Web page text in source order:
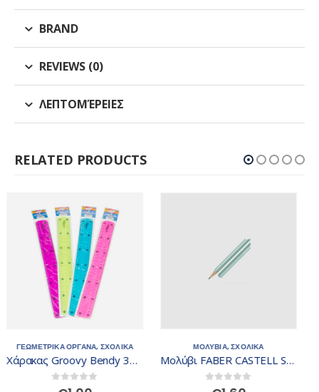
BRAND
REVIEWS (0)
ΛΕΠΤΟΜΈΡΕΙΕΣ
RELATED PRODUCTS
ΜΟΛΥΒΙΑ,ΣΧΟΛΙΚΑ
0out of 5
ΣΧΟΛΙΚΑ,ΨΑΛΙΔΑΚΙΑ
Ψαλίδια 0.93.070
0out of 5